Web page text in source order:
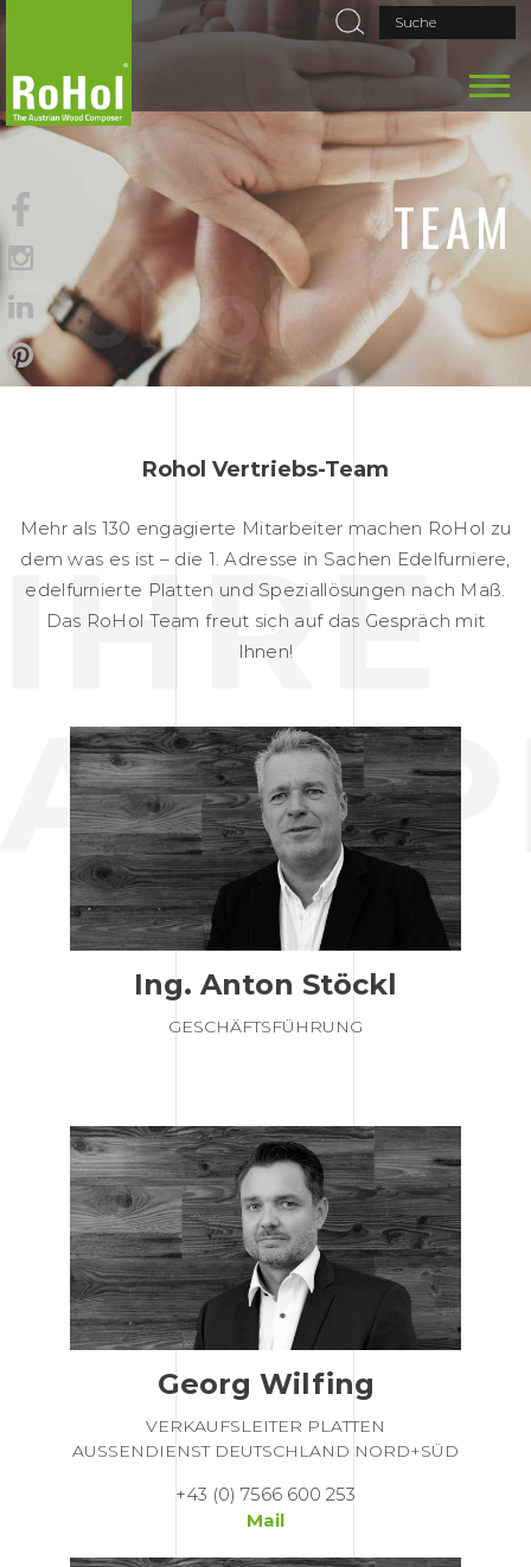
Rohol
TEAM
IHRE
Rohol Vertriebs-Team
Mehr als 130 engagierte Mitarbeiter machen RoHol zu
dem was es ist – die 1. Adresse in Sachen Edelfurniere,
edelfurnierte Platten und Speziallösungen nach Maß.
Das RoHol Team freut sich auf das Gespräch mit
Ihnen!
Ing. Anton Stöckl
GESCHÄFTSFÜHRUNG
Georg Wilfing
VERKAUFSLEITER PLATTEN
AUSSENDIENST DEUTSCHLAND NORD+SÜD
+43 (0) 7566 600 253
Mail